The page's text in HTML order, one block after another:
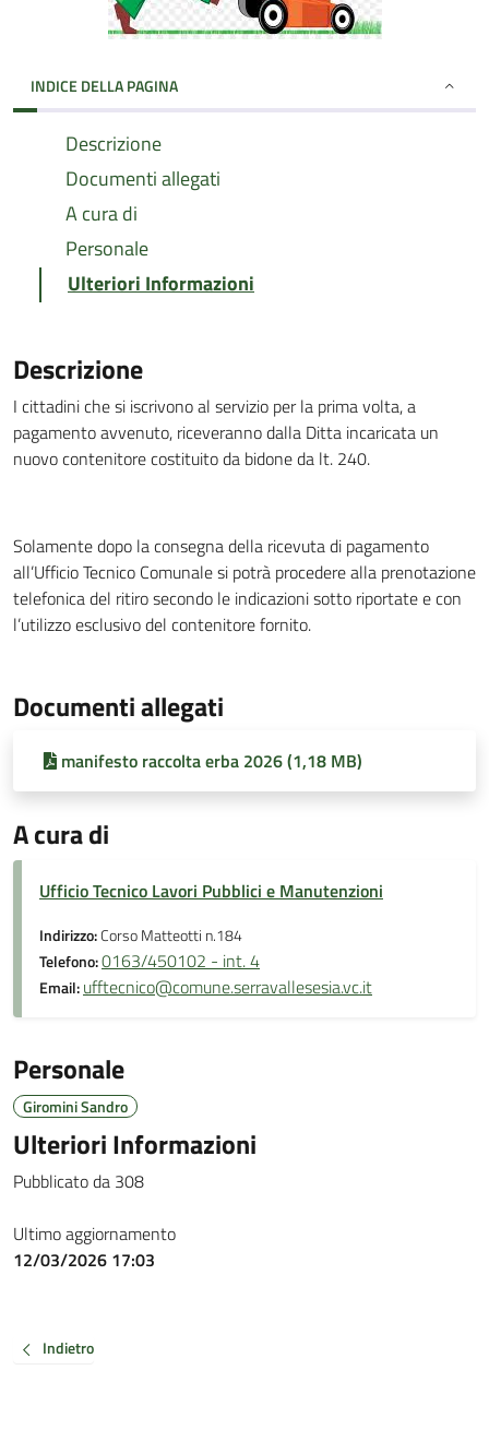
INDICE DELLA PAGINA
Descrizione
Documenti allegati
A cura di
Personale
Ulteriori Informazioni
Descrizione
I cittadini che si iscrivono al servizio per la prima volta, a
pagamento avvenuto, riceveranno dalla Ditta incaricata un
nuovo contenitore costituito da bidone da lt. 240.
Solamente dopo la consegna della ricevuta di pagamento
all’Ufficio Tecnico Comunale si potrà procedere alla prenotazione
telefonica del ritiro secondo le indicazioni sotto riportate e con
l’utilizzo esclusivo del contenitore fornito.
Documenti allegati
manifesto raccolta erba 2026 (1,18 MB)
A cura di
Ufficio Tecnico Lavori Pubblici e Manutenzioni
Indirizzo:Corso Matteotti n.184
Telefono:0163/450102 - int. 4
Email:ufftecnico@comune.serravallesesia.vc.it
Personale
Giromini Sandro
Ulteriori Informazioni
Pubblicato da 308
Ultimo aggiornamento
12/03/2026 17:03
Indietro